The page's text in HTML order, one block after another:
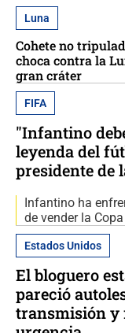
Luna
Cohete no
choca contra la
gran cráter
FIFA
"Infantino
leyenda del
presidente de
Infantino ha
de vender la
Estados Unidos
El bloguero
pareció
transmisión y